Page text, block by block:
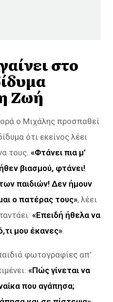
στο
Ζωή
ο Μιχάλης προσπαθεί
ότι εκείνος λέει
τους. «Φτάνει πια μ’
βιασμού, φτάνει!
παιδιών! Δεν ήμουν
ο πατέρας τους», λέει
«Επειδή ήθελα να
μου έκανες»
φωτογραφίες απ’
«Πώς γίνεται να
που αγάπησα;